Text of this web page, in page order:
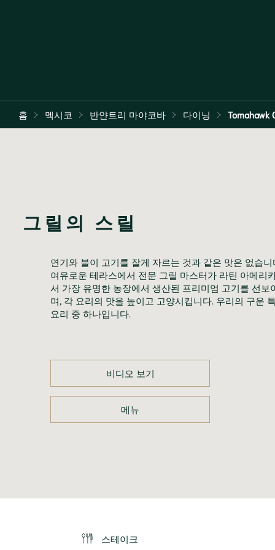
홈 멕시코 반얀트리 마야코바 다이닝 Tomahawk
그릴의 스릴
연기와 불이 고기를 잘게 자르는 것과 같은 맛은 없습니
여유로운 테라스에서 전문 그릴 마스터가 라틴 아메리
서 가장 유명한 농장에서 생산된 프리미엄 고기를 선보
며, 각 요리의 맛을 높이고 고양시킵니다. 우리의 구운
요리 중 하나입니다.
비디오 보기
메뉴
스테이크